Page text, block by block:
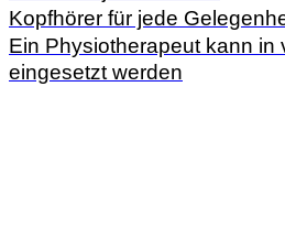
Kopfhörer für jede
Ein Physiotherapeut kann in
eingesetzt werden